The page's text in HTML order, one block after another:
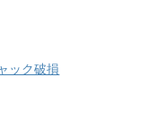
ック破損